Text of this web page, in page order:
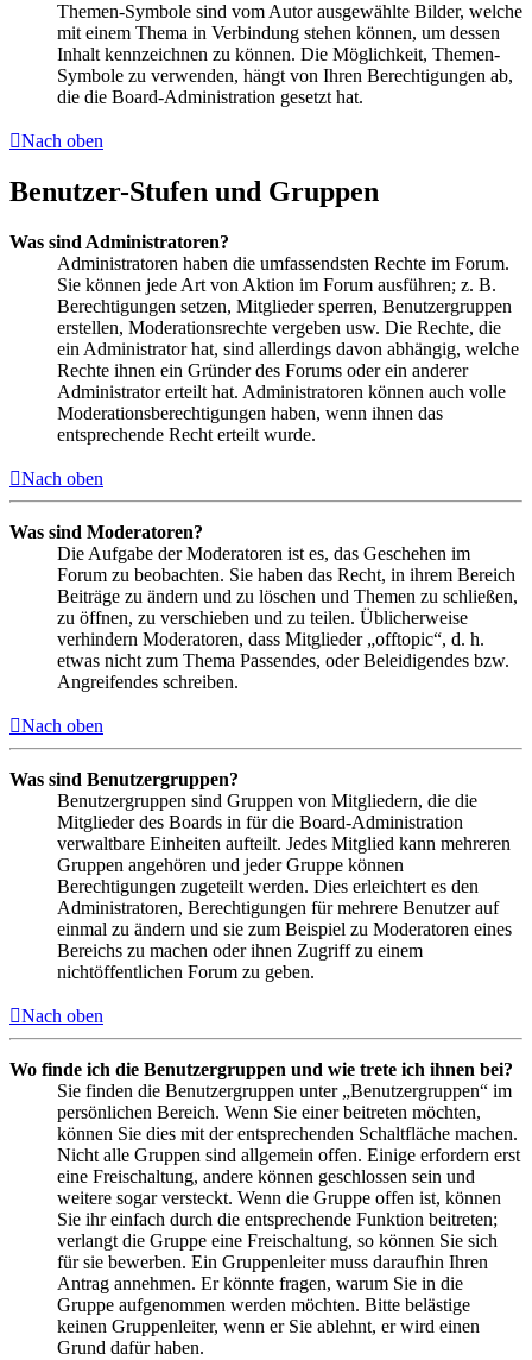
Themen-Symbole sind vom Autor ausgewählte Bilder, welche
mit einem Thema in Verbindung stehen können, um dessen
Inhalt kennzeichnen zu können. Die Möglichkeit, Themen-
Symbole zu verwenden, hängt von Ihren Berechtigungen ab,
die die Board-Administration gesetzt hat.
Nach oben
Benutzer-Stufen und Gruppen
Was sind Administratoren?
Administratoren haben die umfassendsten Rechte im Forum.
Sie können jede Art von Aktion im Forum ausführen; z. B.
Berechtigungen setzen, Mitglieder sperren, Benutzergruppen
erstellen, Moderationsrechte vergeben usw. Die Rechte, die
ein Administrator hat, sind allerdings davon abhängig, welche
Rechte ihnen ein Gründer des Forums oder ein anderer
Administrator erteilt hat. Administratoren können auch volle
Moderationsberechtigungen haben, wenn ihnen das
entsprechende Recht erteilt wurde.
Nach oben
Was sind Moderatoren?
Die Aufgabe der Moderatoren ist es, das Geschehen im
Forum zu beobachten. Sie haben das Recht, in ihrem Bereich
Beiträge zu ändern und zu löschen und Themen zu schließen,
zu öffnen, zu verschieben und zu teilen. Üblicherweise
verhindern Moderatoren, dass Mitglieder „offtopic“, d. h.
etwas nicht zum Thema Passendes, oder Beleidigendes bzw.
Angreifendes schreiben.
Nach oben
Was sind Benutzergruppen?
Benutzergruppen sind Gruppen von Mitgliedern, die die
Mitglieder des Boards in für die Board-Administration
verwaltbare Einheiten aufteilt. Jedes Mitglied kann mehreren
Gruppen angehören und jeder Gruppe können
Berechtigungen zugeteilt werden. Dies erleichtert es den
Administratoren, Berechtigungen für mehrere Benutzer auf
einmal zu ändern und sie zum Beispiel zu Moderatoren eines
Bereichs zu machen oder ihnen Zugriff zu einem
nichtöffentlichen Forum zu geben.
Nach oben
Wo finde ich die Benutzergruppen und wie trete ich ihnen bei?
Sie finden die Benutzergruppen unter „Benutzergruppen“ im
persönlichen Bereich. Wenn Sie einer beitreten möchten,
können Sie dies mit der entsprechenden Schaltfläche machen.
Nicht alle Gruppen sind allgemein offen. Einige erfordern erst
eine Freischaltung, andere können geschlossen sein und
weitere sogar versteckt. Wenn die Gruppe offen ist, können
Sie ihr einfach durch die entsprechende Funktion beitreten;
verlangt die Gruppe eine Freischaltung, so können Sie sich
für sie bewerben. Ein Gruppenleiter muss daraufhin Ihren
Antrag annehmen. Er könnte fragen, warum Sie in die
Gruppe aufgenommen werden möchten. Bitte belästige
keinen Gruppenleiter, wenn er Sie ablehnt, er wird einen
Grund dafür haben.